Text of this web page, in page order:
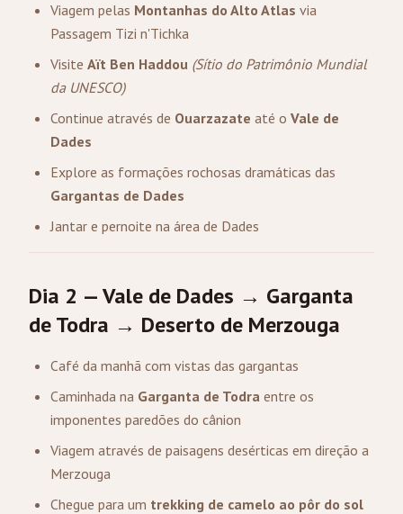
Viagem pelas Montanhas do Alto Atlas via
Passagem Tizi n'Tichka
Visite Aït Ben Haddou (Sítio do Patrimônio Mundial
da UNESCO)
Continue através de Ouarzazate até o Vale de
Dades
Explore as formações rochosas dramáticas das
Gargantas de Dades
Jantar e pernoite na área de Dades
Dia 2 — Vale de Dades → Garganta
de Todra → Deserto de Merzouga
Café da manhã com vistas das gargantas
Caminhada na Garganta de Todra entre os
imponentes paredões do cânion
Viagem através de paisagens desérticas em direção a
Merzouga
Chegue para um trekking de camelo ao pôr do sol